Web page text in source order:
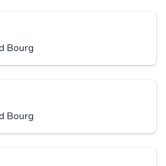
Bourg
Bourg